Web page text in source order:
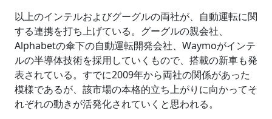
以上のインテルおよびグーグルの両社が、自動運転に関
する連携を打ち上げている。グーグルの親会社、
Alphabetの傘下の自動運転開発会社、Waymoがインテ
ルの半導体技術を採用していくもので、搭載の新車も発
表されている。すでに2009年から両社の関係があった
模様であるが、該市場の本格的立ち上がりに向かってそ
れぞれの動きが活発化されていくと思われる。